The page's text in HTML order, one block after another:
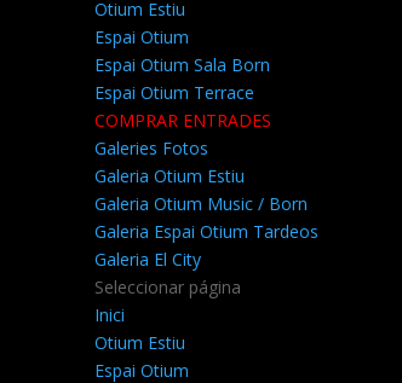
Otium Estiu
Espai Otium
Espai Otium Sala Born
Espai Otium Terrace
COMPRAR ENTRADES
Galeries Fotos
Galeria Otium Estiu
Galeria Otium Music / Born
Galeria Espai Otium Tardeos
Galeria El City
Seleccionar página
Inici
Otium Estiu
Espai Otium